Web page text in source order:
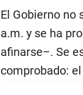
El Gobierno no
a.m. y se ha
afinarse–. Se
comprobado: